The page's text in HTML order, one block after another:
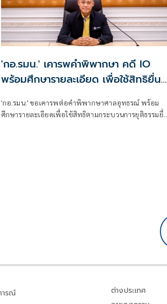
'กอ.รมน.' เคารพคำพิพากษา คดี IO
พร้อมศึกษารายละเอียด เพื่อใช้สิทธิยื่น
'กอ.รมน.' ขอเคารพต่อคำพิพากษาศาลอุทธรณ์ พร้อม
ศึกษารายละเอียดเพื่อใช้สิทธิตามกระบวนการยุติธรรมยื่น
ารณ์
ต่างประเทศ